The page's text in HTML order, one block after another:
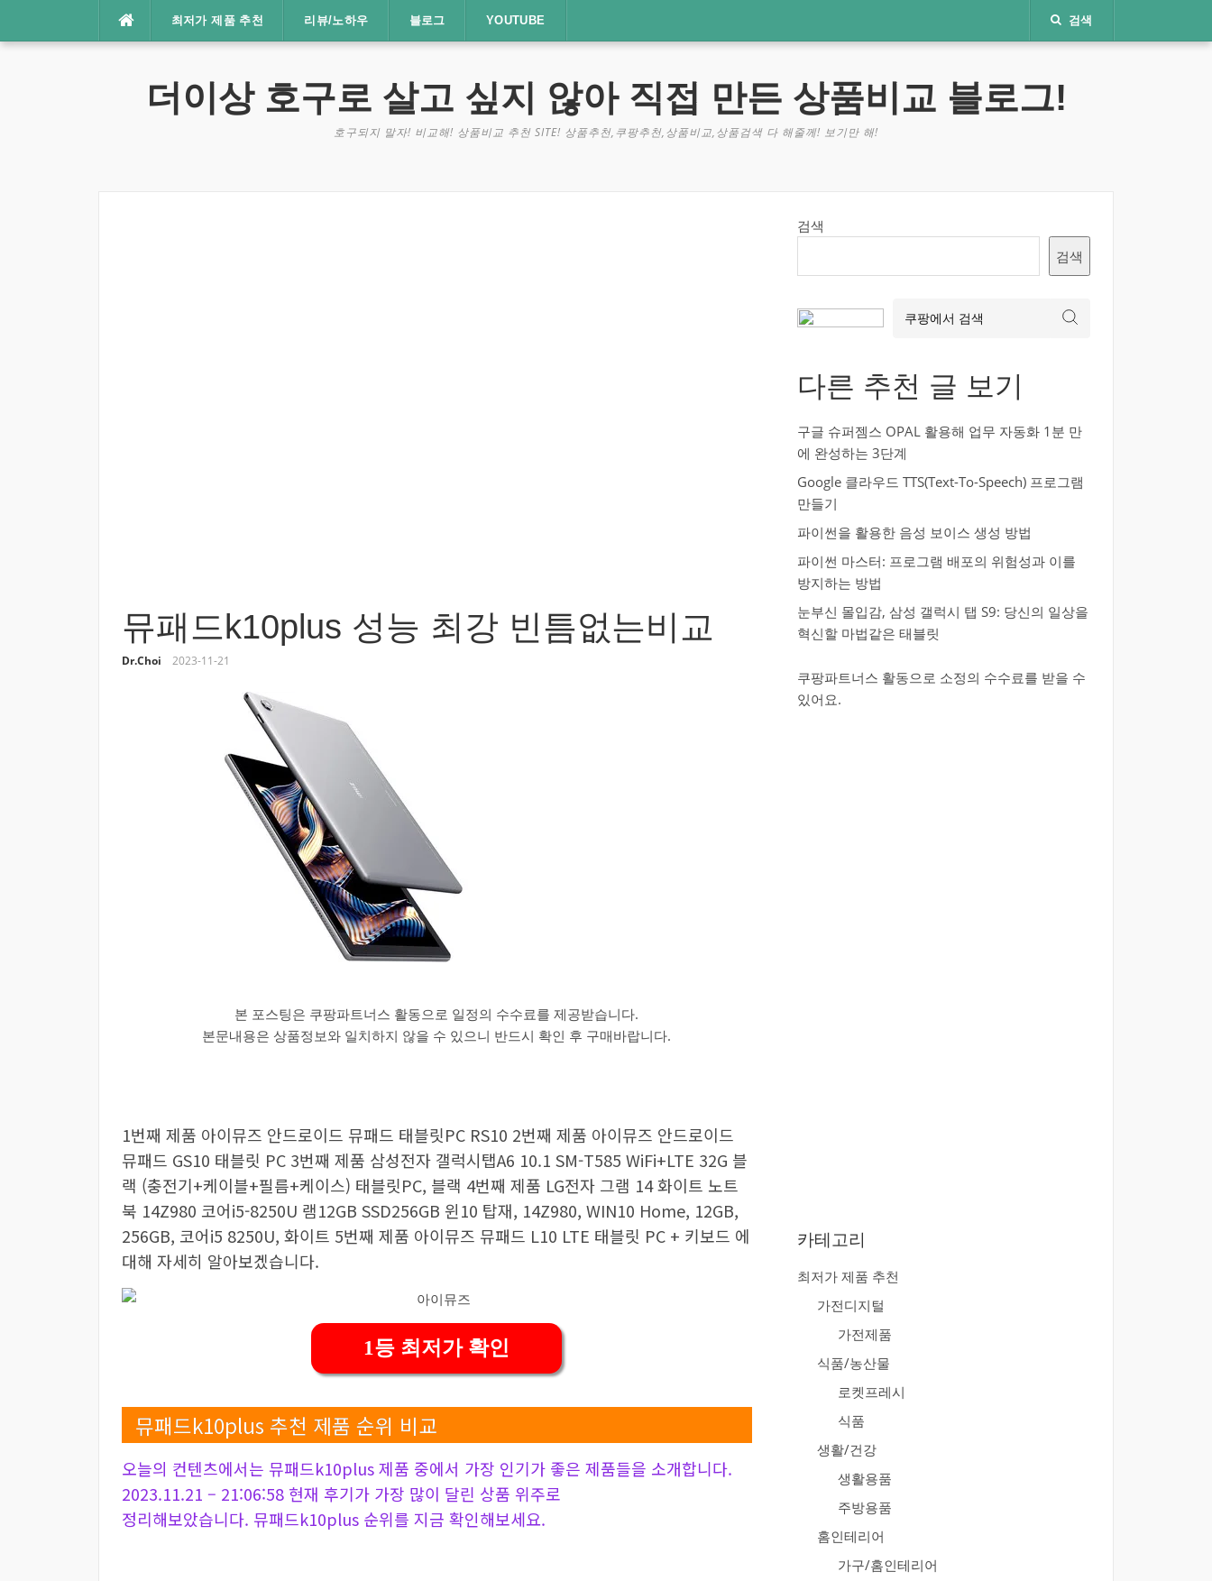
최저가 제품 추천 리뷰/노하우 블로그 YOUTUBE 검색
더이상 호구로 살고 싶지 않아 직접 만든 상품비교 블로그!
호구되지 말자! 비교해! 상품비교 추천 SITE! 상품추천,쿠팡추천,상품비교,상품검색 다 해줄께! 보기만 해!
뮤패드k10plus 성능 최강 빈틈없는비교
Dr.Choi 2023-11-21
본 포스팅은 쿠팡파트너스 활동으로 일정의 수수료를 제공받습니다.
본문내용은 상품정보와 일치하지 않을 수 있으니 반드시 확인 후 구매바랍니다.
1번째 제품 아이뮤즈 안드로이드 뮤패드 태블릿PC RS10 2번째 제품 아이뮤즈 안드로이드
뮤패드 GS10 태블릿 PC 3번째 제품 삼성전자 갤럭시탭A6 10.1 SM-T585 WiFi+LTE 32G 블
랙 (충전기+케이블+필름+케이스) 태블릿PC, 블랙 4번째 제품 LG전자 그램 14 화이트 노트
북 14Z980 코어i5-8250U 램12GB SSD256GB 윈10 탑재, 14Z980, WIN10 Home, 12GB,
256GB, 코어i5 8250U, 화이트 5번째 제품 아이뮤즈 뮤패드 L10 LTE 태블릿 PC + 키보드 에
대해 자세히 알아보겠습니다.
1등 최저가 확인
뮤패드k10plus 추천 제품 순위 비교
오늘의 컨텐츠에서는 뮤패드k10plus 제품 중에서 가장 인기가 좋은 제품들을 소개합니다.
2023.11.21 – 21:06:58 현재 후기가 가장 많이 달린 상품 위주로
정리해보았습니다. 뮤패드k10plus 순위를 지금 확인해보세요.
검색
검색
다른 추천 글 보기
구글 슈퍼젬스 OPAL 활용해 업무 자동화 1분 만
에 완성하는 3단계
Google 클라우드 TTS(Text-To-Speech) 프로그램
만들기
파이썬을 활용한 음성 보이스 생성 방법
파이썬 마스터: 프로그램 배포의 위험성과 이를
방지하는 방법
눈부신 몰입감, 삼성 갤럭시 탭 S9: 당신의 일상을
혁신할 마법같은 태블릿
쿠팡파트너스 활동으로 소정의 수수료를 받을 수
있어요.
카테고리
최저가 제품 추천
가전디지털
가전제품
식품/농산물
로켓프레시
식품
생활/건강
생활용품
주방용품
홈인테리어
가구/홈인테리어